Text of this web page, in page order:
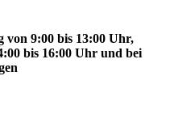
von 9:00 bis 13:00 Uhr,
bis 16:00 Uhr und bei